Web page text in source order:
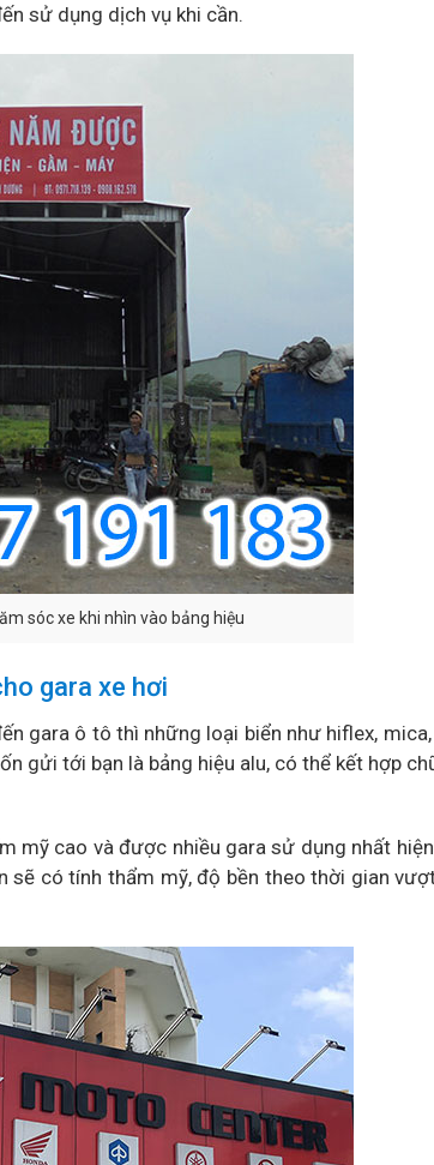
sử dụng dịch vụ khi cần.
sóc xe khi nhìn vào bảng hiệu
gara xe hơi
gara ô tô thì những loại biển như hiflex,
gửi tới bạn là bảng hiệu alu, có thể kết hợp
mỹ cao và được nhiều gara sử dụng nhất hiện
sẽ có tính thẩm mỹ, độ bền theo thời gian